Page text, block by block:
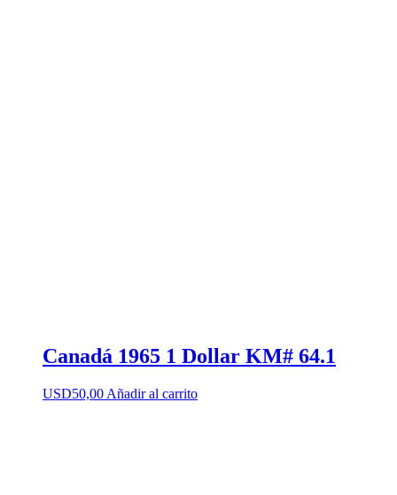
Canadá 1965 1 Dollar KM# 64.1
USD50,00 Añadir al carrito